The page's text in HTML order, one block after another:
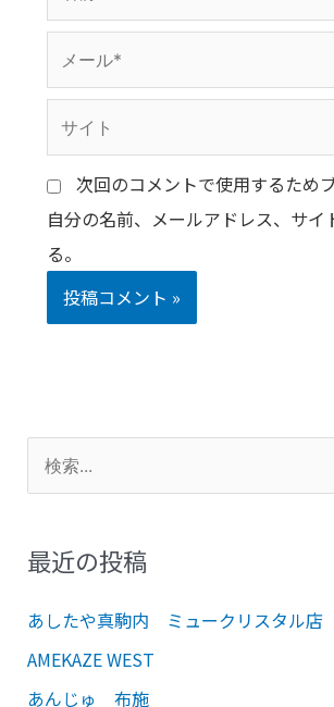
前
ー
*
イ
ト 次回のコメントで使用するため
自分の名前、メールアドレス、サイ
る。
索
象
最近の投稿
あしたや真駒内 ミュークリスタル店
AMEKAZE WEST
あんじゅ 布施